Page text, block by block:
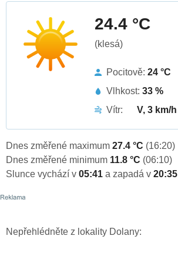
24.4 °C
(klesá)
Pocitově: 24 °C
Vlhkost: 33 %
Vítr:
V, 3 km/h
Dnes změřené maximum 27.4 °C (16:20)
Dnes změřené minimum 11.8 °C (06:10)
Slunce vychází v 05:41 a zapadá v 20:35
Nepřehlédněte z lokality Dolany: